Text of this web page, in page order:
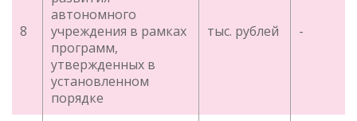
8
автономного
учреждения в рамках
программ,
утвержденных в
установленном
порядке
тыс. рублей -